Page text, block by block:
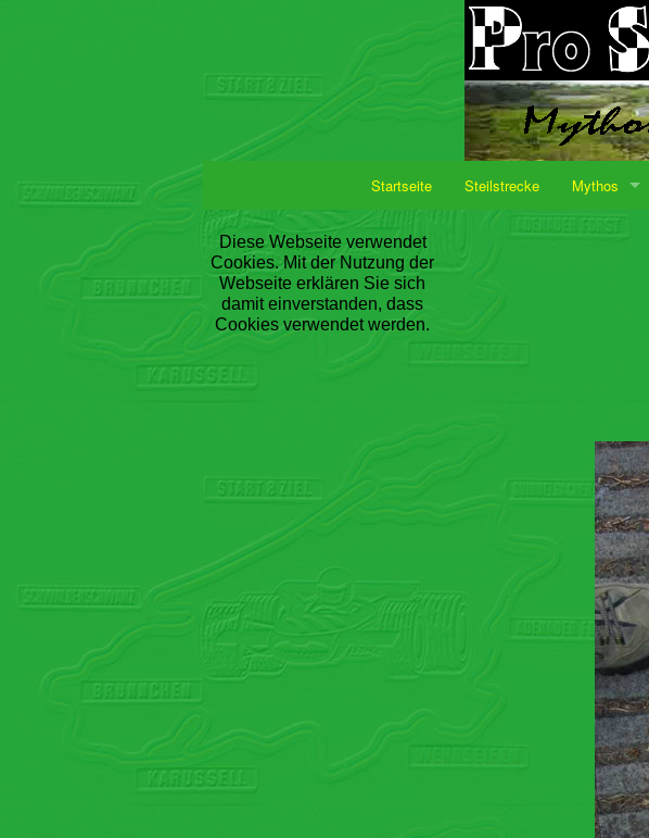
Startseite Steilstrecke Mythos
Diese Webseite verwendet
Cookies. Mit der Nutzung der
Webseite erklären Sie sich
damit einverstanden, dass
Cookies verwendet werden.